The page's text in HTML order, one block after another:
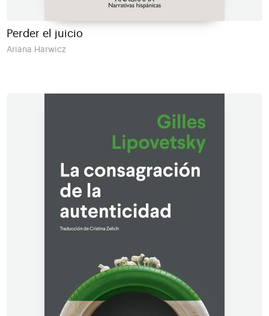
Perder el juicio
Ariana Harwicz